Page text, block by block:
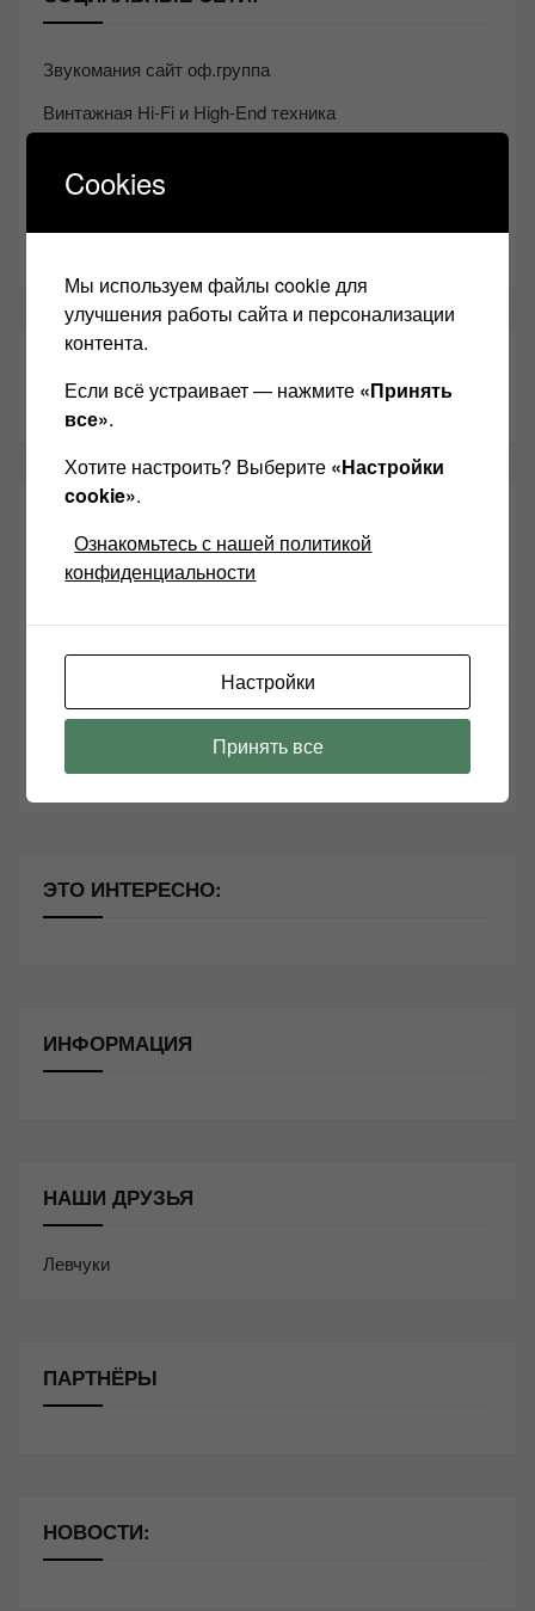
Звукомания сайт оф.группа
Винтажная Hi-Fi и High-End техника
Одноклассники
Youtube
10 способов оптимизации потоковой музыки
Почему виниловые пластинки звучат так хорошо?
ЭТО ИНТЕРЕСНО:
ИНФОРМАЦИЯ
НАШИ ДРУЗЬЯ
Левчуки
ПАРТНЁРЫ
НОВОСТИ:
Cookies
Мы используем файлы cookie для
улучшения работы сайта и персонализации
контента.
Если всё устраивает — нажмите «Принять
все».
Хотите настроить? Выберите «Настройки
cookie».
Ознакомьтесь с нашей политикой
конфиденциальности
Настройки
Принять все